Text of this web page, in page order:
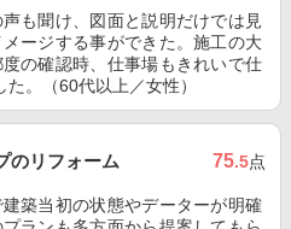
も聞け、図面と説明だけでは見
ージする事ができた。施工の大
の確認時、仕事場もきれいで仕
。（60代以上／女性）
のリフォーム 75.5点
築当初の状態やデーターが明確